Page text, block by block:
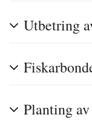
Utbetring
Planting